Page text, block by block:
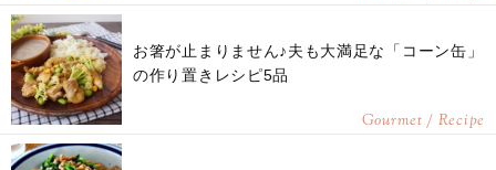
お箸が止まりません♪夫も大満足な「コーン缶」
の作り置きレシピ5品
Gourmet / Recipe